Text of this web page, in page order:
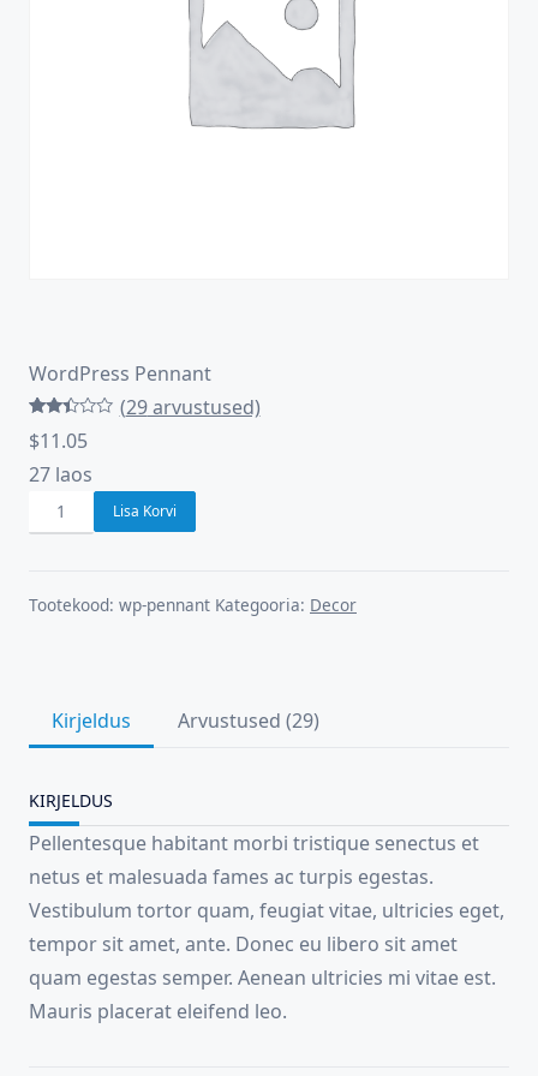
WordPress Pennant
2.41 /5
kliendi
hinnangu
põhjal
(29arvustused)
$11.05
27 laos
WordPress
Pennant
Lisa Korvi
Tootekood: wp-pennant Kategooria: Decor
Kirjeldus Arvustused (29)
KIRJELDUS
Pellentesque habitant morbi tristique senectus et
netus et malesuada fames ac turpis egestas.
Vestibulum tortor quam, feugiat vitae, ultricies eget,
tempor sit amet, ante. Donec eu libero sit amet
quam egestas semper. Aenean ultricies mi vitae est.
Mauris placerat eleifend leo.